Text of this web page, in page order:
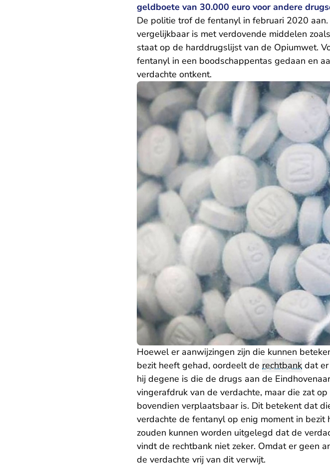
geldboete van 30.000 euro voor andere
De politie trof de fentanyl in februari 2020
vergelijkbaar is met verdovende middelen
staat op de harddrugslijst van de Opiumwet.
fentanyl in een boodschappentas gedaan en
verdachte ontkent.
Hoewel er aanwijzingen zijn die kunnen
bezit heeft gehad, oordeelt de rechtbank dat
hij degene is die de drugs aan de
vingerafdruk van de verdachte, maar die zat
bovendien verplaatsbaar is. Dit betekent dat
verdachte de fentanyl op enig moment in
zouden kunnen worden uitgelegd dat de
vindt de rechtbank niet zeker. Omdat er geen
de verdachte vrij van dit verwijt.